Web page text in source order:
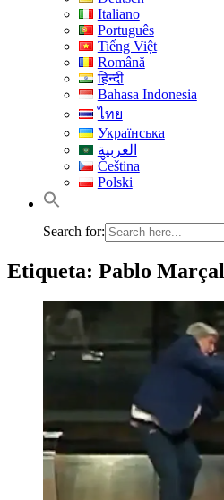
Italiano
Português
Tiếng Việt
Română
हिन्दी
Bahasa Indonesia
ไทย
Українська
العربية
Čeština
Polski
Search for:
Etiqueta: Pablo Marçal